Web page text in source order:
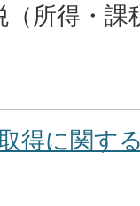
（所得・課
得に関す